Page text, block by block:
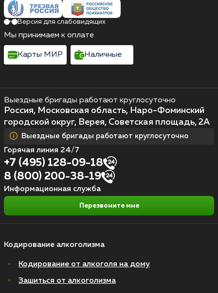
Кодирование алкоголизма
Кодирование от алкоголя на дому
Зашиться от алкоголизма
Выездные бригады работают круглосуточно
Россия, Московская область, Наро-Фоминский
городской округ, Верея, Советская площадь, 2А
Выездные бригады работают круглосуточно
Горячая линия 24/7
+7 (495) 128-09-18
8 (800) 200-38-19
Информационная служба
Перезвоните мне
Версия для слабовидящих
Мы принимаем к оплате
Карты МИР Наличные